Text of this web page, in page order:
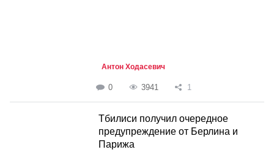
Антон Ходасевич
0 3941 1
Тбилиси получил очередное
предупреждение от Берлина и
Парижа